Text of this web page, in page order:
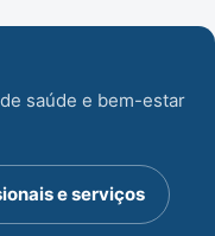
saúde e bem-estar
e serviços